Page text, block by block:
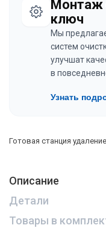
Монтаж
ключ
Мы
систем
улучшат
в
Узнать
Готовая станция
Описание
Детали
Товары в